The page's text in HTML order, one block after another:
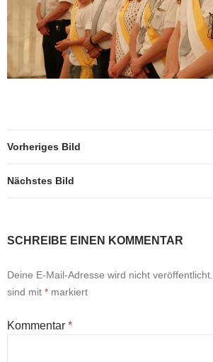
Vorheriges Bild
Nächstes Bild
SCHREIBE EINEN KOMMENTAR
Deine E-Mail-Adresse wird nicht veröffentlicht.
sind mit * markiert
Kommentar *